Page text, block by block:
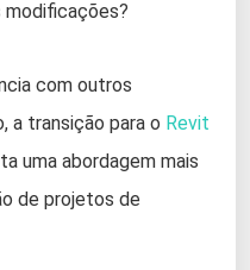
modificações?
com outros
a transição para o Revit
uma abordagem mais
de projetos de